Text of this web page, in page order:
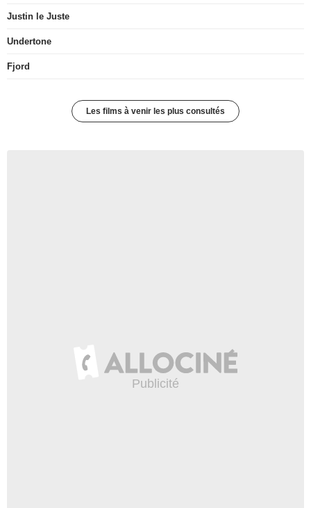
Justin le Juste
Undertone
Fjord
Les films à venir les plus consultés